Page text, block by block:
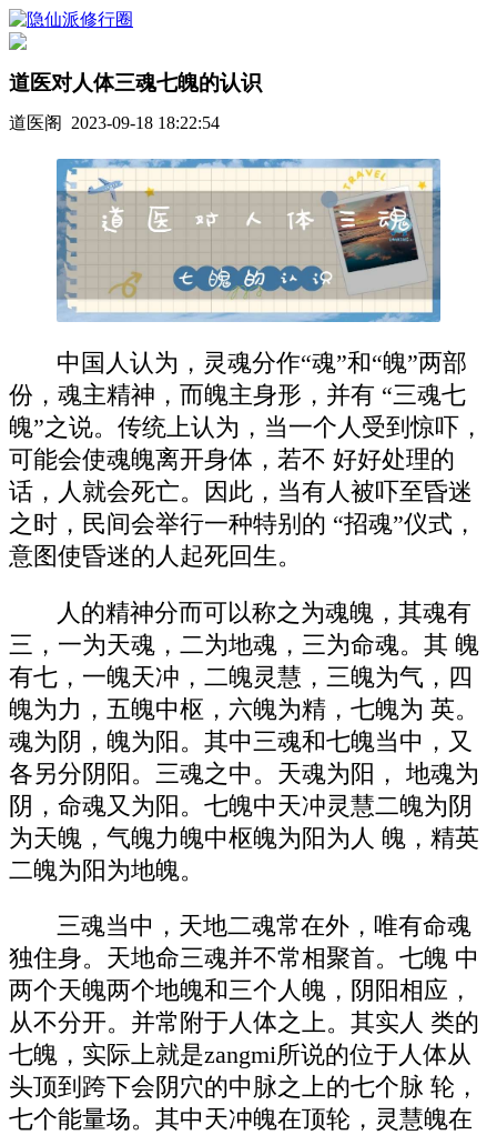
道医对人体三魂七魄的认识
道医阁 2023-09-18 18:22:54
中国人认为，灵魂分作“魂”和“魄”两部
份，魂主精神，而魄主身形，并有 “三魂七
魄”之说。传统上认为，当一个人受到惊吓，
可能会使魂魄离开身体，若不 好好处理的
话，人就会死亡。因此，当有人被吓至昏迷
之时，民间会举行一种特别的 “招魂”仪式，
意图使昏迷的人起死回生。
人的精神分而可以称之为魂魄，其魂有
三，一为天魂，二为地魂，三为命魂。其 魄
有七，一魄天冲，二魄灵慧，三魄为气，四
魄为力，五魄中枢，六魄为精，七魄为 英。
魂为阴，魄为阳。其中三魂和七魄当中，又
各另分阴阳。三魂之中。天魂为阳， 地魂为
阴，命魂又为阳。七魄中天冲灵慧二魄为阴
为天魄，气魄力魄中枢魄为阳为人 魄，精英
二魄为阳为地魄。
三魂当中，天地二魂常在外，唯有命魂
独住身。天地命三魂并不常相聚首。七魄 中
两个天魄两个地魄和三个人魄，阴阳相应，
从不分开。并常附于人体之上。其实人 类的
七魄，实际上就是zangmi所说的位于人体从
头顶到跨下会阴穴的中脉之上的七个脉 轮，
七个能量场。其中天冲魄在顶轮，灵慧魄在